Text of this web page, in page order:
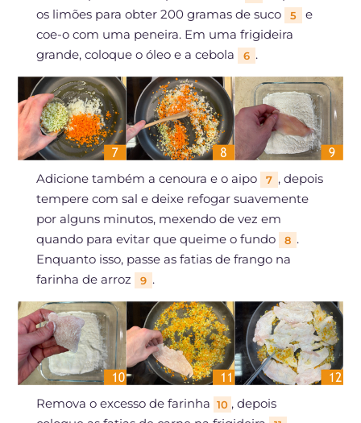
os limões para obter 200 gramas de suco
5
e
coe-o com uma peneira. Em uma frigideira
grande, coloque o óleo e a cebola
6 .
Adicione também a cenoura e o aipo 7 , depois
tempere com sal e deixe refogar suavemente
por alguns minutos, mexendo de vez em
quando para evitar que queime o fundo
8 .
Enquanto isso, passe as fatias de frango na
farinha de arroz
9 .
Remova o excesso de farinha 10 , depois